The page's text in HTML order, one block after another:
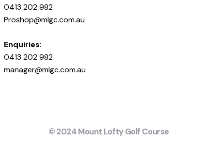
0413 202 982
Proshop@mlgc.com.au
Enquiries:
0413 202 982
manager@mlgc.com.au
© 2024 Mount Lofty Golf Course